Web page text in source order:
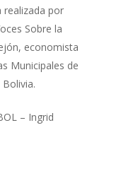
realizada por
Sobre la
economista
Municipales de
– Ingrid